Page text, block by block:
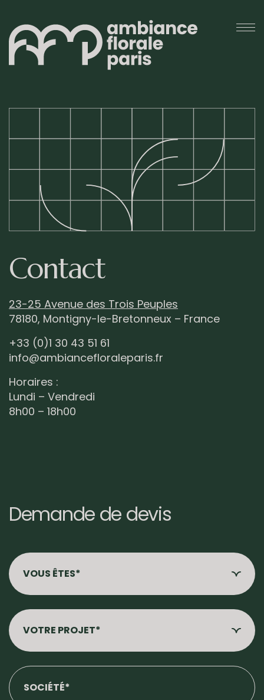
Contact
23-25 Avenue des Trois Peuples
78180, Montigny-le-Bretonneux – France
+33 (0)1 30 43 51 61
info@ambiancefloraleparis.fr
Horaires :
Lundi – Vendredi
8h00 – 18h00
Demande de devis